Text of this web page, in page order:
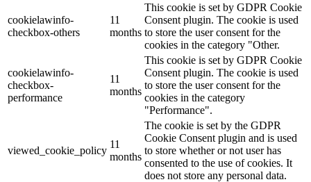
cookielawinfo-
checkbox-others
11
months
This cookie is set by GDPR Cookie
Consent plugin. The cookie is used
to store the user consent for the
cookies in the category "Other.
cookielawinfo-
checkbox-
performance
11
months
This cookie is set by GDPR Cookie
Consent plugin. The cookie is used
to store the user consent for the
cookies in the category
"Performance".
viewed_cookie_policy
11
months
The cookie is set by the GDPR
Cookie Consent plugin and is used
to store whether or not user has
consented to the use of cookies. It
does not store any personal data.